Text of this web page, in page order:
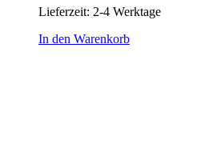
Lieferzeit: 2-4 Werktage
In den Warenkorb